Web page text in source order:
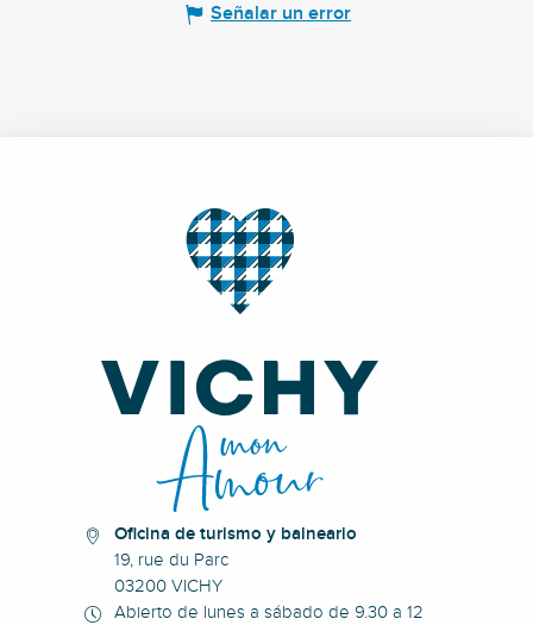
Señalar un error
Oficina de turismo y balneario
19, rue du Parc
03200 VICHY
Abierto de lunes a sábado de 9.30 a 12